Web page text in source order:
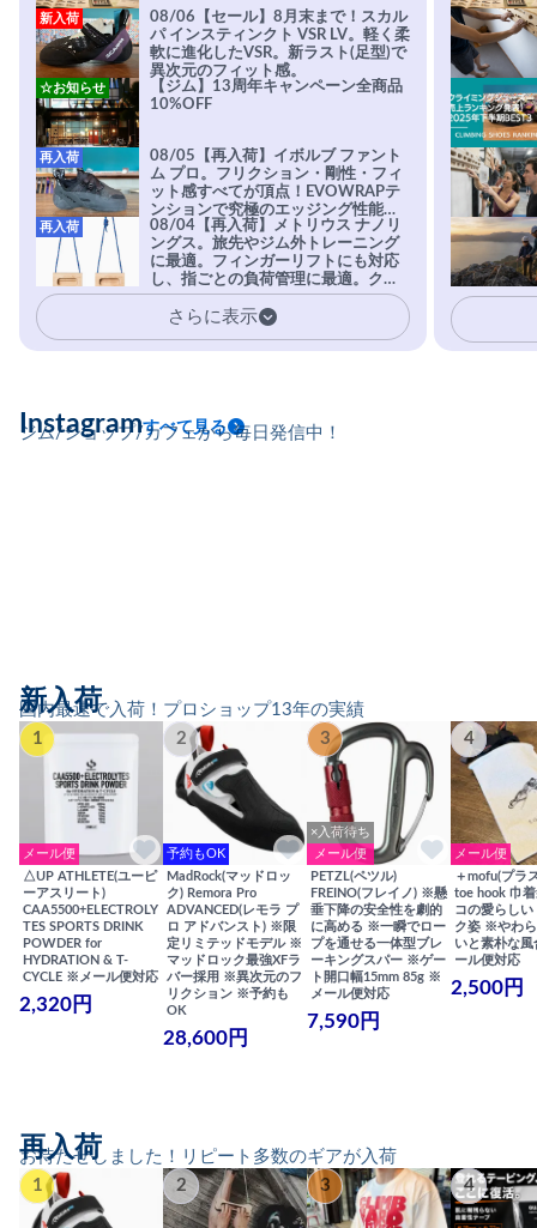
08/06【セール】8月末まで！スカル
パ インスティンクト VSR LV。軽く柔
軟に進化したVSR。新ラスト(足型)で
異次元のフィット感。
新入荷
【ジム】13周年キャンペーン全商品
10%OFF
☆お知らせ
08/05【再入荷】イボルブ ファント
ム プロ。フリクション・剛性・フィ
ット感すべてが頂点！EVOWRAPテ
ンションで究極のエッジング性能を
実現。進化系ラバーEvo-74はTRAX
を凌駕する粘着力で極小ホールドに
安心感。
再入荷
08/04【再入荷】メトリウス ナノリ
ングス。旅先やジム外トレーニング
に最適。フィンガーリフトにも対応
し、指ごとの負荷管理に最適。クラ
イマーの指を本気で鍛えるギア。
再入荷
さらに表示
ジム/ショップ/カフェから毎日発信中！
Instagramすべて見る
国内最速で入荷！プロショップ13年の実績
新入荷
1
メール便
△UP ATHLETE(ユーピ
ーアスリート)
CAA5500+ELECTROLY
TES SPORTS DRINK
POWDER for
HYDRATION & T-
CYCLE ※メール便対応
2,320円
2
予約もOK
MadRock(マッドロッ
ク) Remora Pro
ADVANCED(レモラ プ
ロ アドバンスト) ※限
定リミテッドモデル ※
マッドロック最強XFラ
バー採用 ※異次元のフ
リクション ※予約も
OK
28,600円
3
×入荷待ち
メール便
PETZL(ペツル)
FREINO(フレイノ) ※懸
垂下降の安全性を劇的
に高める ※一瞬でロー
プを通せる一体型ブレ
ーキングスパー ※ゲー
ト開口幅15mm 85g ※
メール便対応
7,590円
4
メール便
＋mofu(プラ
toe hook 巾
コの愛らしい
ク姿 ※やわ
いと素朴な
ール便対応
2,500円
お待たせしました！リピート多数のギアが入荷
再入荷
1 2 3 4